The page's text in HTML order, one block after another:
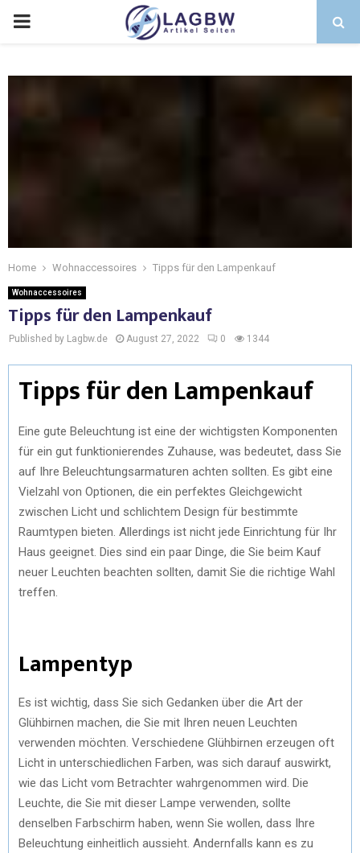
Home Wohnaccessoires Tipps für den Lampenkauf
Wohnaccessoires
Tipps für den Lampenkauf
Published by Lagbw.de August 27, 2022 0 1344
Tipps für den Lampenkauf
Eine gute Beleuchtung ist eine der wichtigsten Komponenten
für ein gut funktionierendes Zuhause, was bedeutet, dass Sie
auf Ihre Beleuchtungsarmaturen achten sollten. Es gibt eine
Vielzahl von Optionen, die ein perfektes Gleichgewicht
zwischen Licht und schlichtem Design für bestimmte
Raumtypen bieten. Allerdings ist nicht jede Einrichtung für Ihr
Haus geeignet. Dies sind ein paar Dinge, die Sie beim Kauf
neuer Leuchten beachten sollten, damit Sie die richtige Wahl
treffen.
Lampentyp
Es ist wichtig, dass Sie sich Gedanken über die Art der
Glühbirnen machen, die Sie mit Ihren neuen Leuchten
verwenden möchten. Verschiedene Glühbirnen erzeugen oft
Licht in unterschiedlichen Farben, was sich darauf auswirkt,
wie das Licht vom Betrachter wahrgenommen wird. Die
Leuchte, die Sie mit dieser Lampe verwenden, sollte
denselben Farbschirm haben, wenn Sie wollen, dass Ihre
Beleuchtung einheitlich aussieht. Andernfalls kann es zu